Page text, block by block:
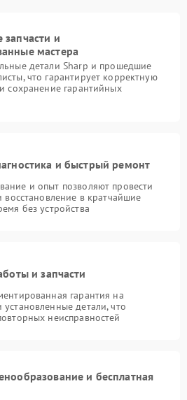
и
мастера
детали Sharp и прошедшие
что гарантирует корректную
сохранение гарантийных
и быстрый ремонт
и опыт позволяют провести
восстановление в кратчайшие
без устройства
и запчасти
гарантия на
детали, что
неисправностей
и бесплатная